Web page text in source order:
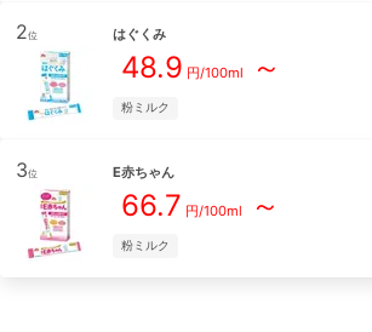
2位 はぐくみ
48.9 円/100ml ～
粉ミルク
3位 E赤ちゃん
66.7 円/100ml ～
粉ミルク